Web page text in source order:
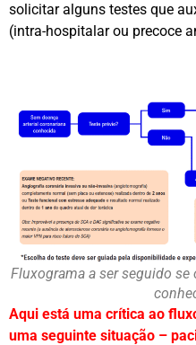
solicitar alguns testes que
(intra-hospitalar ou precoce
Fluxograma a ser seguido se
Aqui está uma crítica ao
uma seguinte situação –